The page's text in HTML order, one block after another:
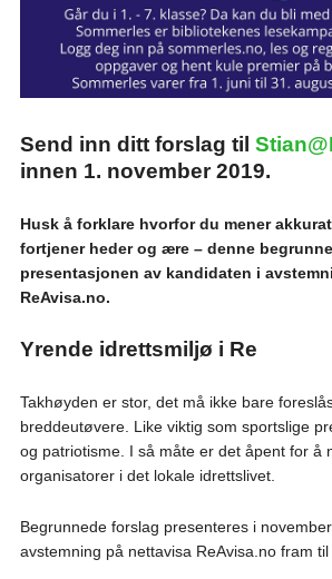
Send inn ditt forslag til
innen 1. november 2019.
Husk å forklare hvorfor du mener
fortjener heder og ære – denne
presentasjonen av kandidaten i
ReAvisa.no.
Yrende idrettsmiljø i Re
Takhøyden er stor, det må ikke bare
breddeutøvere. Like viktig som sportslige
og patriotisme. I så måte er det åpent for å
organisatorer i det lokale idrettslivet.
Begrunnede forslag presenteres i
avstemning på nettavisa ReAvisa.no fram